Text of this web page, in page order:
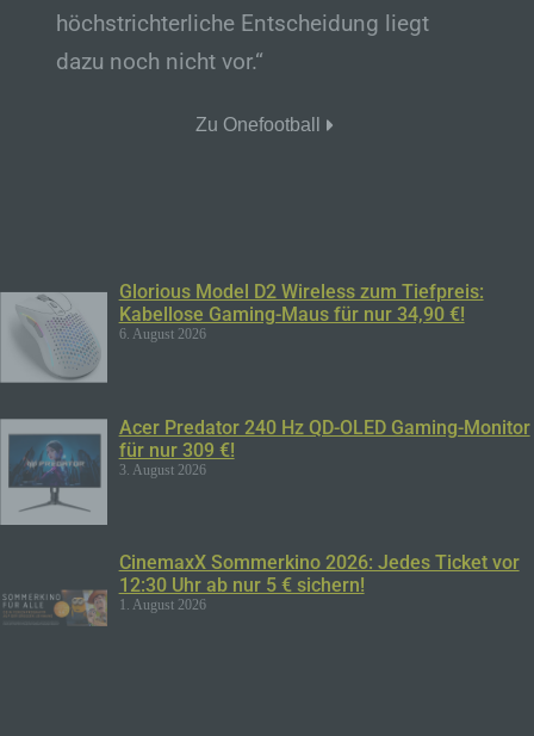
höchstrichterliche Entscheidung liegt
dazu noch nicht vor.“
Zu Onefootball
Glorious Model D2 Wireless zum Tiefpreis:
Kabellose Gaming-Maus für nur 34,90 €!
6. August 2026
Acer Predator 240 Hz QD-OLED Gaming-Monitor
für nur 309 €!
3. August 2026
CinemaxX Sommerkino 2026: Jedes Ticket vor
12:30 Uhr ab nur 5 € sichern!
1. August 2026
k) Einwilligung
Einwilligung ist jede von der betroffenen
informierter Weise und unmissverständlich
ist.
Name und Anschrift des für die Verarbeitung
Verantwortlichen
Grundverordnung, sonstiger in den Mitgliedstaaten
der Europäischen Union geltenden
Datenschutzgesetze und anderer Bestimmungen
mit datenschutzrechtlichem Charakter ist die:
Muhammed Kaan Akman